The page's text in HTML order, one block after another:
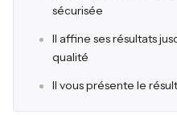
sécurisée
Il affine ses résultats
qualité
Il vous présente le